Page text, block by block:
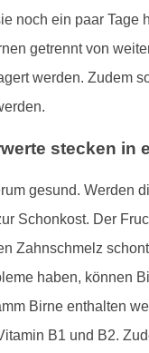
noch ein paar Tage
getrennt von
werden. Zudem
stecken in
gesund. Werden
Schonkost. Der
Zahnschmelz
haben, können
Birne enthalten
B1 und B2.